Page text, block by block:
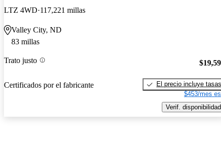
LTZ 4WD 117,221 millas
Valley City, ND
83 millas
Trato justo
Certificados por el fabricante
El precio incluye tasas
$453/mes
Verif. disponibilidad